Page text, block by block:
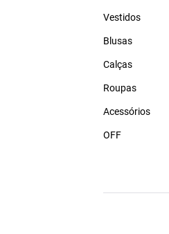
Vestidos
Blusas
Calças
Roupas
Acessórios
OFF